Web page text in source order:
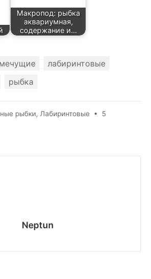
Макропод: рыбка
аквариумная,
содержание и…
лабиринтовые
рыбка
рыбки, Лабиринтовые • 5
Neptun